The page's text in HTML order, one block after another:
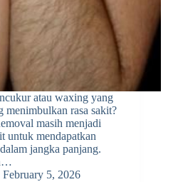
atau waxing yang
menimbulkan rasa sakit?
masih menjadi
untuk mendapatkan
jangka panjang.
February 5, 2026